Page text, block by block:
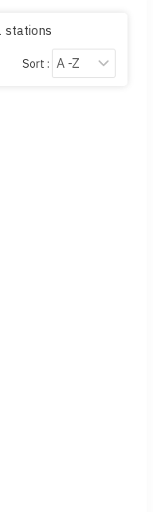
stations
Sort :